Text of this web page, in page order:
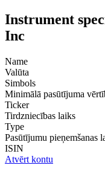
Instrument
Inc
Name
Valūta
Simbols
Minimālā pasūtījuma
Ticker
Tirdzniecības laiks
Type
Pasūtījumu pieņemšanas
ISIN
Atvērt kontu